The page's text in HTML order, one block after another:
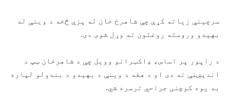
سرچينې زياته کړې چې شاهرخ خان له پزې څخه د وينې له
بهېدو وروسته روغتون ته وړل شوى دى.
د راپور پر اساس، ډاکټرانو وویل چې د شاهرخان ټپ د
اندېښنې نه دی او د هغه د وینې د بهیدو د بندولو لپاره
به یوه کوچنی جراحي ترسره شي.